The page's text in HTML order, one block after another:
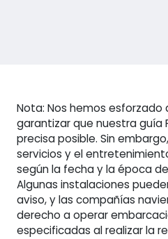
Nota: Nos hemos esforzado
garantizar que nuestra guía
precisa posible. Sin
servicios y el
según la fecha y la época
Algunas instalaciones
aviso, y las compañías
derecho a operar
especificadas al realizar la